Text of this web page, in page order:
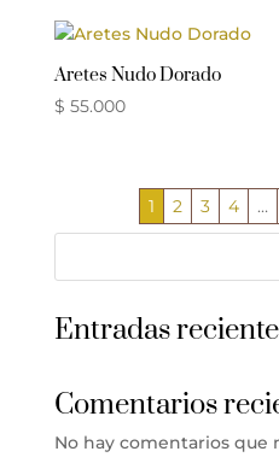
Aretes Nudo Dorado
$ 55.000
1 2 3 4 …
Entradas
Comentarios
No hay comentarios que